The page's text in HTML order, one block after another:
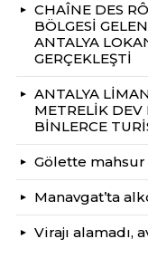
CHAÎNE DES
BÖLGESİ
ANTALYA
GERÇEKLEŞTİ
ANTALYA
METRELİK DEV
BİNLERCE
Gölette mahsur
Manavgat’ta
Virajı alamadı,